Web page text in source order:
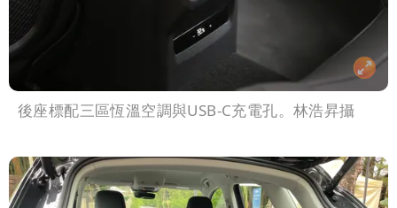
後座標配三區恆溫空調與USB-C充電孔。林浩昇攝